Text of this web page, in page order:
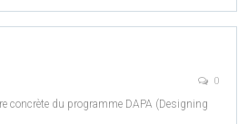
0
concrète du programme DAPA (Designing